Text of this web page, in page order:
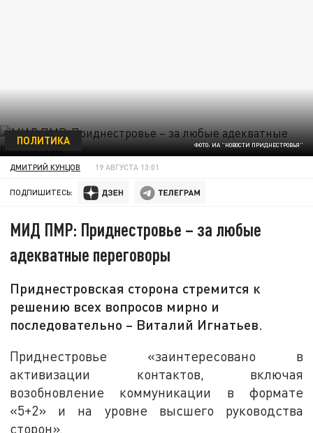
ФОТО: ИА "НОВОСТИ ПРИДНЕСТРОВЬЯ"
ПОЛИТИКА
ДМИТРИЙ КУНЦОВ 19 АВГУСТА 13:01
ПОДПИШИТЕСЬ:
МИД ПМР: Приднестровье – за любые
адекватные переговоры
Приднестровская сторона стремится к
решению всех вопросов мирно и
последовательно – Виталий Игнатьев.
Приднестровье «заинтересовано в
активизации контактов, включая
возобновление коммуникации в формате
«5+2» и на уровне высшего руководства
сторон».